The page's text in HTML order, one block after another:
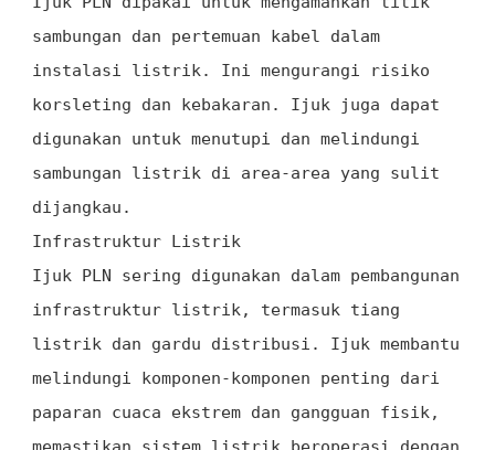
sambungan dan pertemuan kabel dalam
instalasi listrik. Ini mengurangi risiko
korsleting dan kebakaran. Ijuk juga dapat
digunakan untuk menutupi dan melindungi
sambungan listrik di area-area yang sulit
dijangkau.
Infrastruktur Listrik
Ijuk PLN sering digunakan dalam pembangunan
infrastruktur listrik, termasuk tiang
listrik dan gardu distribusi. Ijuk membantu
melindungi komponen-komponen penting dari
paparan cuaca ekstrem dan gangguan fisik,